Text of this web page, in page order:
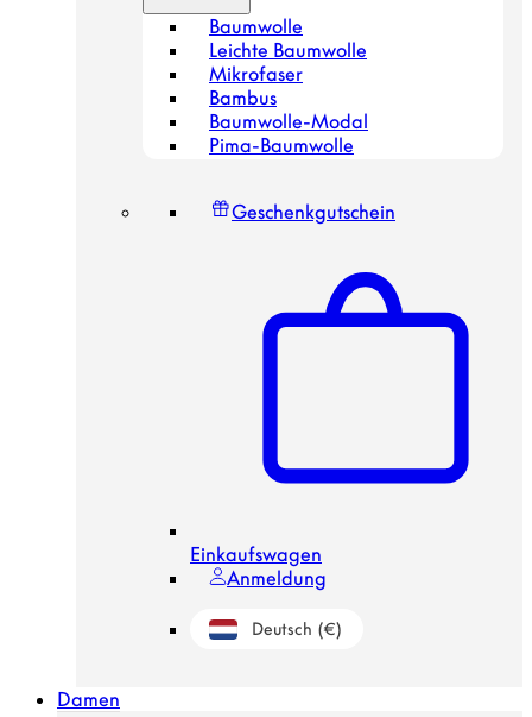
Baumwolle
Leichte Baumwolle
Mikrofaser
Bambus
Baumwolle-Modal
Pima-Baumwolle
Geschenkgutschein
Einkaufswagen
Anmeldung
Geolokalisierungsschaltfläche:
Deutsch (€)
Damen